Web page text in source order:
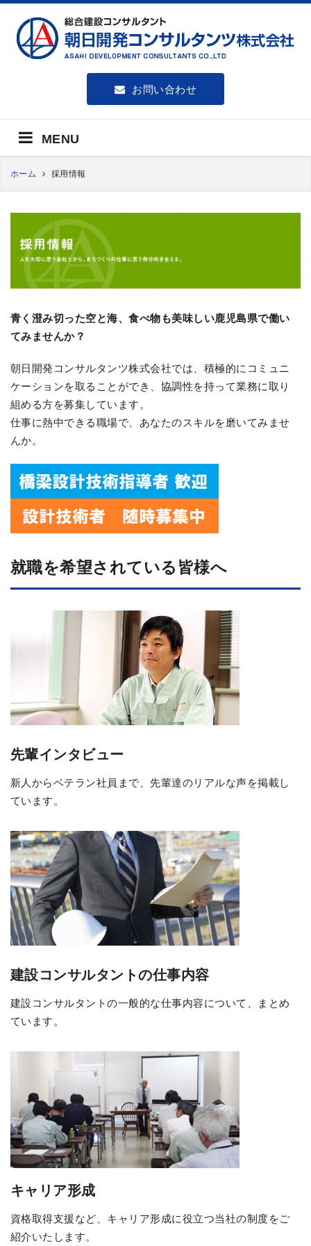
お問い合わせ
MENU
ホーム 採用情報
青く澄み切った空と海、食べ物も美味しい鹿児島県で働い
てみませんか？
朝日開発コンサルタンツ株式会社では、積極的にコミュニ
ケーションを取ることができ、協調性を持って業務に取り
組める方を募集しています。
仕事に熱中できる職場で、あなたのスキルを磨いてみませ
んか。
就職を希望されている皆様へ
先輩インタビュー
新人からベテラン社員まで、先輩達のリアルな声を掲載し
ています。
建設コンサルタントの仕事内容
建設コンサルタントの一般的な仕事内容について、まとめ
ています。
キャリア形成
資格取得支援など、キャリア形成に役立つ当社の制度をご
紹介いたします。